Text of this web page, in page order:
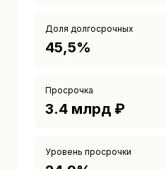
Доля долгосрочных
45,5%
Просрочка
3.4 млрд ₽
Уровень просрочки